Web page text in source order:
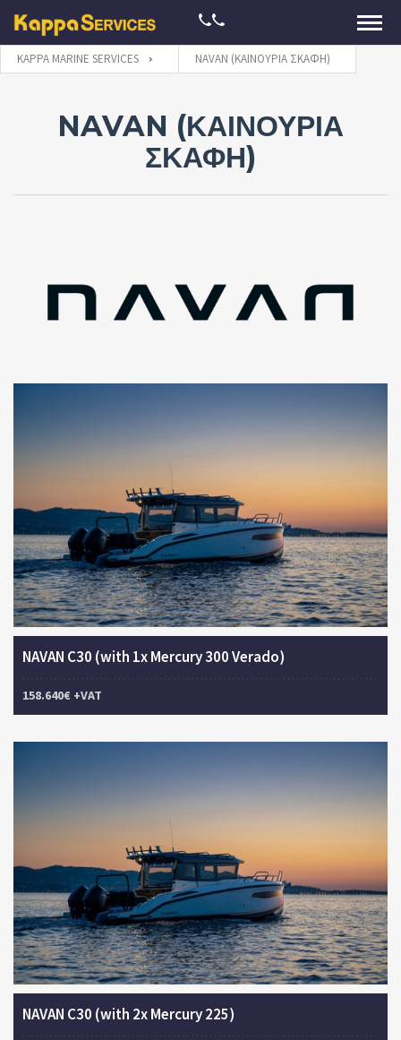
KAPPA MARINE SERVICES NAVAN (ΚΑΙΝΟΎΡΙΑ ΣΚΆΦΗ)
NAVAN (ΚΑΙΝΟΥΡΙΑ
ΣΚΑΦΗ)
NAVAN C30 (with 1x Mercury 300 Verado)
158.640€ +VAT
NAVAN C30 (with 2x Mercury 225)